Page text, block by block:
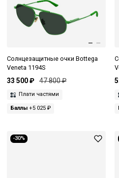
Солнцезащитные очки Bottega
Veneta 1194S
33 500 ₽ 47 800 ₽
Плати частями
Баллы +5 025 ₽
-30%